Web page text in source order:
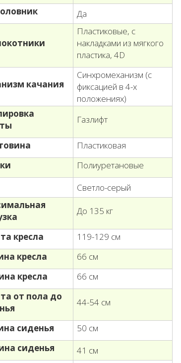
Да
Пластиковые, с
накладками из мягкого
пластика, 4D
качания
Синхромеханизм (с
фиксацией в 4-х
положениях)
Газлифт
Пластиковая
Полиуретановые
Светло-серый
До 135 кг
кресла
119-129 см
кресла
66 см
кресла
66 см
от пола до
44-54 см
сиденья
50 см
сиденья
41 см